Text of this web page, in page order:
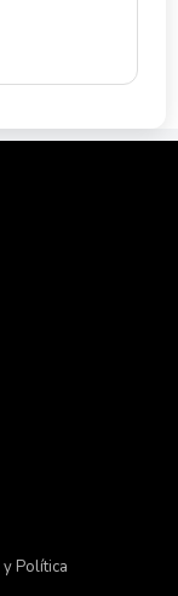
Política